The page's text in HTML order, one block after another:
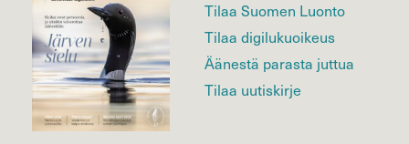
Tilaa Suomen Luonto
Tilaa digilukuoikeus
Äänestä parasta juttua
Tilaa uutiskirje